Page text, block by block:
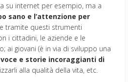
su internet per esempio, ma a
sano e l’attenzione per
tramite questi strumenti
i cittadini, le aziende e le
ai giovani (è in via di sviluppo una
e storie incoraggianti di
alla qualità della vita, etc.